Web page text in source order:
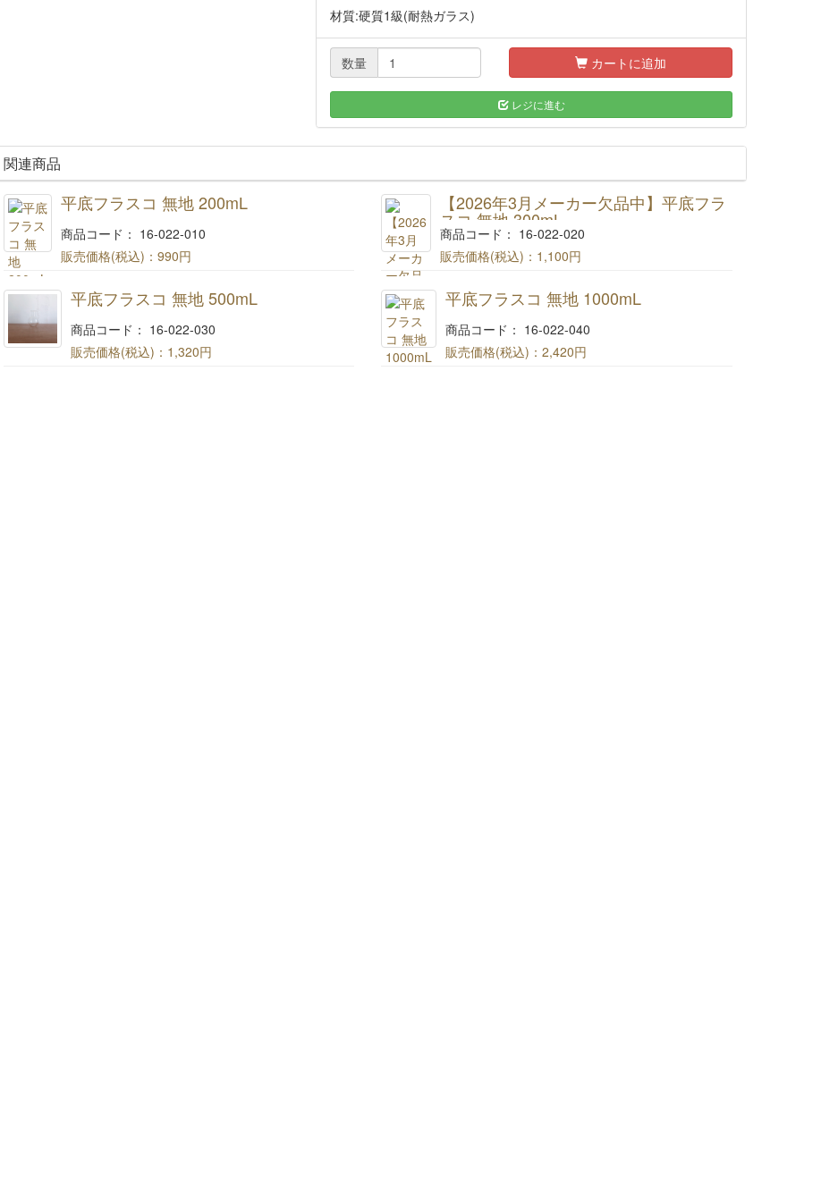
材質:硬質1級(耐熱ガラス)
数量 カートに追加
レジに進む
関連商品
平底フラスコ 無地 200mL
商品コード： 16-022-010
販売価格(税込)： 990円
【2026年3月メーカー欠品中】平底フラ
スコ 無地 300mL
商品コード： 16-022-020
販売価格(税込)： 1,100円
平底フラスコ 無地 500mL
商品コード： 16-022-030
販売価格(税込)： 1,320円
平底フラスコ 無地 1000mL
商品コード： 16-022-040
販売価格(税込)：2,420円